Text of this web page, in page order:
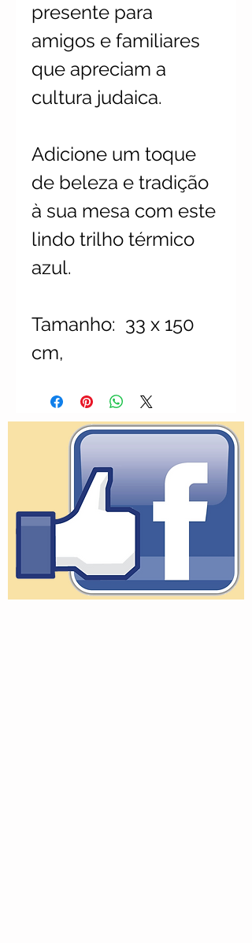
presente para
amigos e familiares
que apreciam a
cultura judaica.
Adicione um toque
de beleza e tradição
à sua mesa com este
lindo trilho térmico
azul.
Tamanho: 33 x 150
cm,